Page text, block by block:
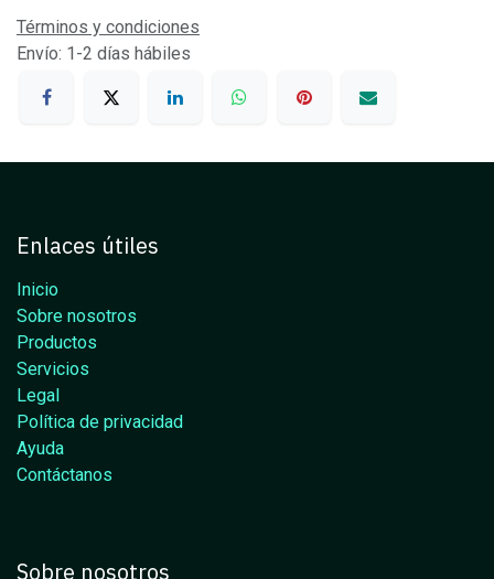
Términos y condiciones
Envío: 1-2 días hábiles
Enlaces útiles
Inicio
Sobre nosotros
Productos
Servicios
Legal
Política de privacidad
Ayuda
Contáctanos
Sobre nosotros